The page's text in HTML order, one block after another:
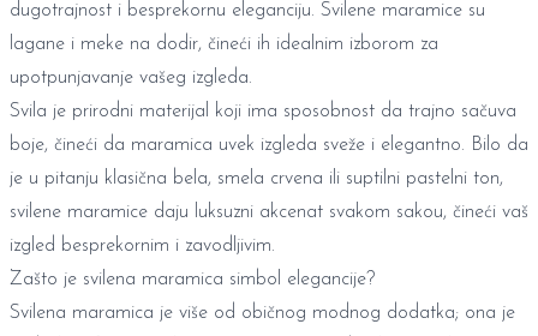
dugotrajnost i besprekornu eleganciju. Svilene maramice su
lagane i meke na dodir, čineći ih idealnim izborom za
upotpunjavanje vašeg izgleda.
Svila je prirodni materijal koji ima sposobnost da trajno sačuva
boje, čineći da maramica uvek izgleda sveže i elegantno. Bilo da
je u pitanju klasična bela, smela crvena ili suptilni pastelni ton,
svilene maramice daju luksuzni akcenat svakom sakou, čineći vaš
izgled besprekornim i zavodljivim.
Zašto je svilena maramica simbol elegancije?
Svilena maramica je više od običnog modnog dodatka; ona je